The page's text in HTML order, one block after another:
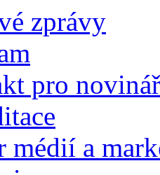
zprávy
pro
médií a